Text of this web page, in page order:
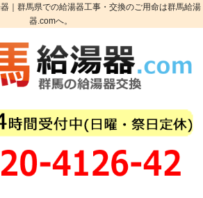
｜群馬県での給湯器工事・交換のご用命は群馬給湯
器.comへ。